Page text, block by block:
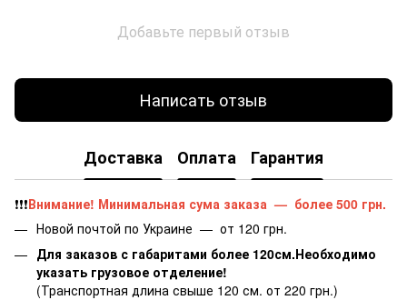
Добавьте первый отзыв
Написать отзыв
Доставка Оплата Гарантия
❗️❗️❗️Внимание! Минимальная сума заказа — более 500 грн.
​​​​​Новой почтой по Украине — от 120 грн.
Для заказов с габаритами более 120см.Необходимо
указать грузовое отделение!
(Транспортная длина свыше 120 см. от 220 грн.)